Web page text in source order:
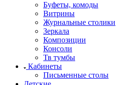
Буфеты, комоды
Витрины
Журнальные столики
Зеркала
Композиции
Консоли
Тв тумбы
Кабинеты
Письменные столы